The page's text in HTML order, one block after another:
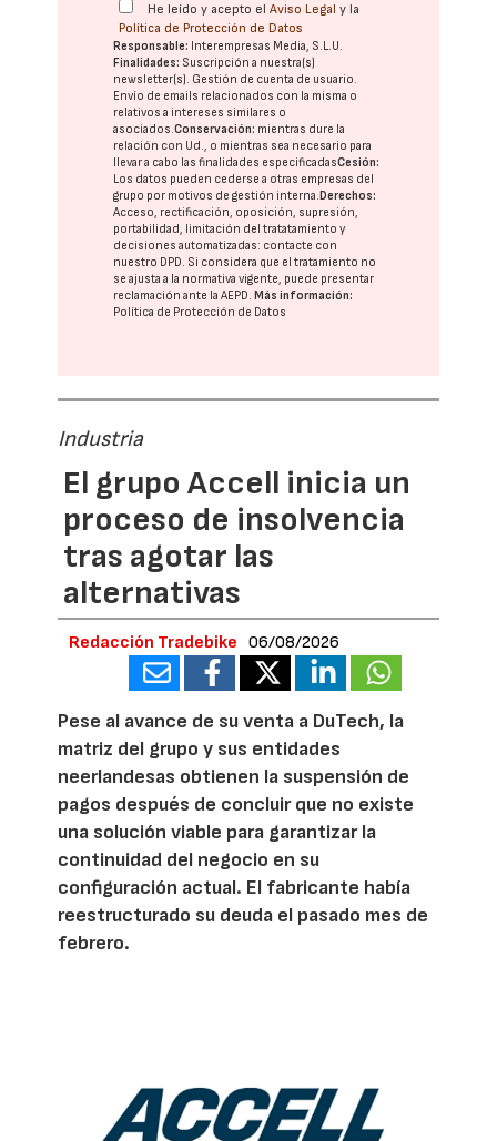
He leído y acepto elAviso Legal y la
Política de Protección de Datos
Responsable: Interempresas Media, S.L.U.
Finalidades: Suscripción a nuestra(s)
newsletter(s). Gestión de cuenta de usuario.
Envío de emails relacionados con la misma o
relativos a intereses similares o
asociados.Conservación: mientras dure la
relación con Ud., o mientras sea necesario para
llevar a cabo las finalidades especificadasCesión:
Los datos pueden cederse a otras empresas del
grupo por motivos de gestión interna.Derechos:
Acceso, rectificación, oposición, supresión,
portabilidad, limitación del tratatamiento y
decisiones automatizadas: contacte con
nuestro DPD. Si considera que el tratamiento no
se ajusta a la normativa vigente, puede presentar
reclamación ante laAEPD.Más información:
Política de Protección de Datos
Industria
El grupo Accell inicia un
proceso de insolvencia
tras agotar las
alternativas
Redacción Tradebike 06/08/2026
Pese al avance de su venta a DuTech, la
matriz del grupo y sus entidades
neerlandesas obtienen la suspensión de
pagos después de concluir que no existe
una solución viable para garantizar la
continuidad del negocio en su
configuración actual. El fabricante había
reestructurado su deuda el pasado mes de
febrero.